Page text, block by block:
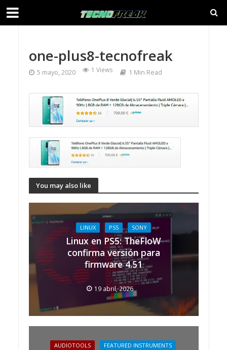
one-plus8-tecnofreak
5 mayo, 2020 1 Views 1 Min Read
You may also like
LINUX PS5 SONY
Linux en PS5: TheFloW
confirma versión para
firmware 4.51
19 abril, 2026
AUDIOTOOLS
FEATURED INSTRUMENTS